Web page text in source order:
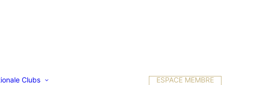
Clubs
ESPACE MEMBRE